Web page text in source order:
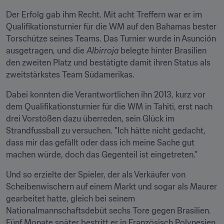
Der Erfolg gab ihm Recht. Mit acht Treffern war er im
Qualifikationsturnier für die WM auf den Bahamas bester
Torschütze seines Teams. Das Turnier wurde in Asunción
ausgetragen, und die Albirroja belegte hinter Brasilien
den zweiten Platz und bestätigte damit ihren Status als
zweitstärkstes Team Südamerikas.
Dabei konnten die Verantwortlichen ihn 2013, kurz vor
dem Qualifikationsturnier für die WM in Tahiti, erst nach
drei Vorstößen dazu überreden, sein Glück im
Strandfussball zu versuchen. "Ich hätte nicht gedacht,
dass mir das gefällt oder dass ich meine Sache gut
machen würde, doch das Gegenteil ist eingetreten."
Und so erzielte der Spieler, der als Verkäufer von
Scheibenwischern auf einem Markt und sogar als Maurer
gearbeitet hatte, gleich bei seinem
Nationalmannschaftsdebüt sechs Tore gegen Brasilien.